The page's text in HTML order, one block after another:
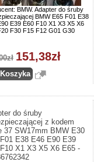
BMW. Adapter do śruby
BMW E65 F01 E38
E39 E60 F10 X1 X3 X5 X6
F30 F15 F12 G01 G30
151,38zł
do śruby
z kodem
37 SW17mm BMW E30
E38 E46 E90 E39
X1 X3 X5 X6 E65 -